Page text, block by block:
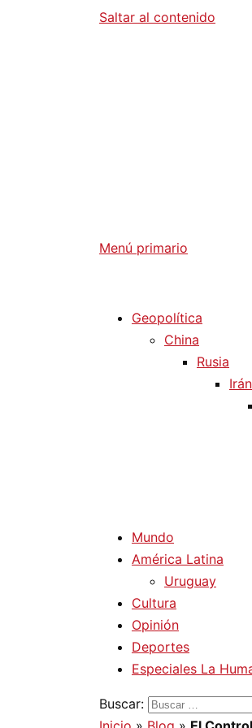
Saltar al contenido
Menú primario
Geopolítica
China
Rusia
Irán
Mundo
América Latina
Uruguay
Cultura
Opinión
Deportes
Especiales La
Buscar: